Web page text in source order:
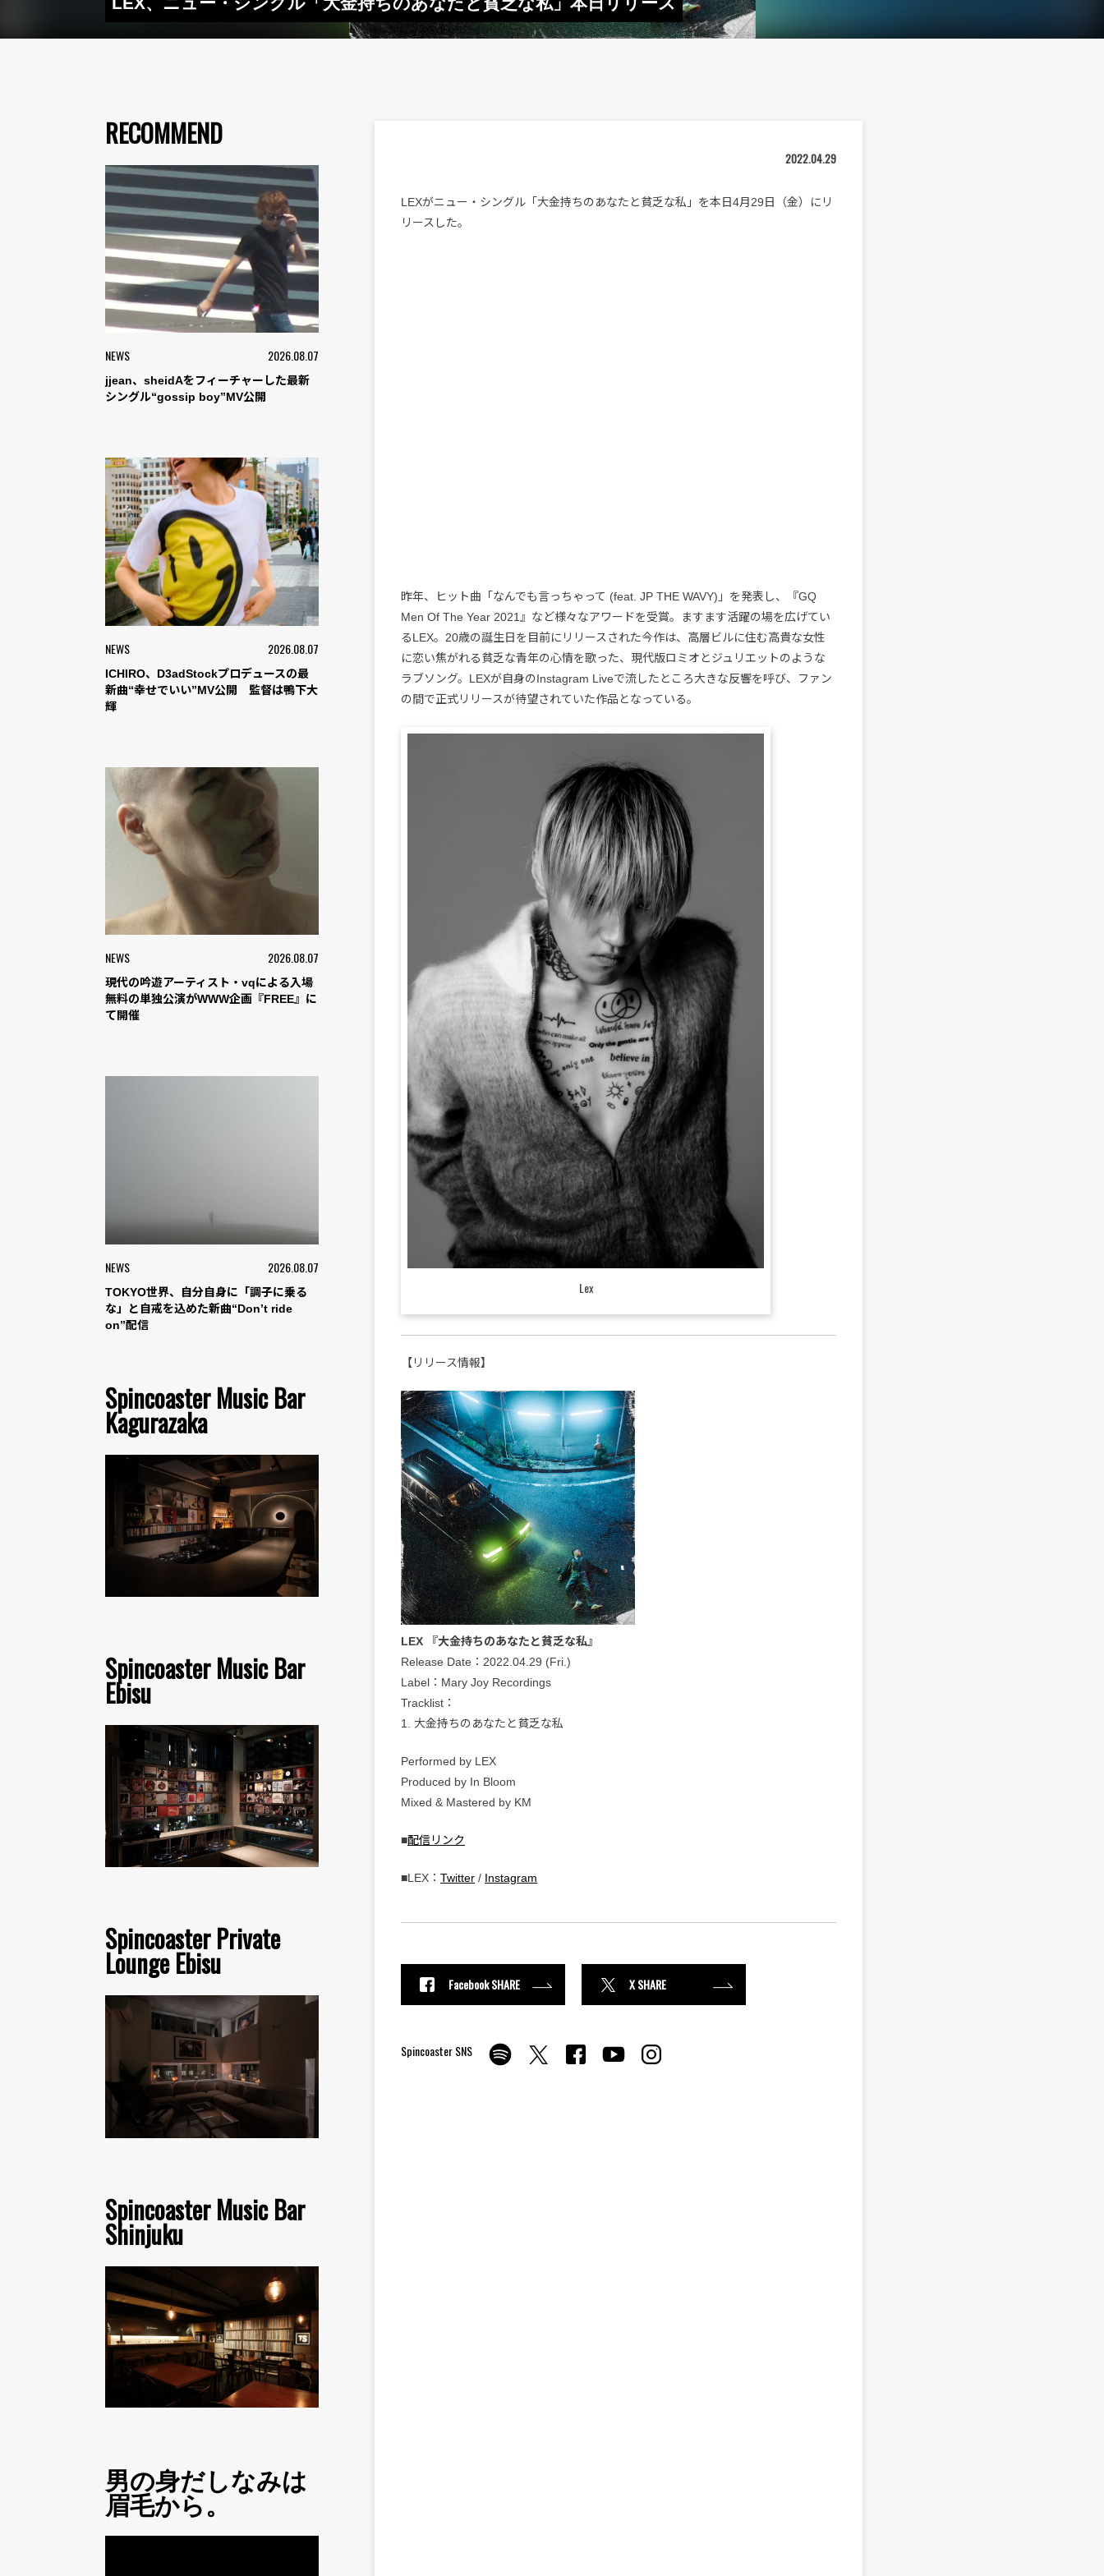
RECOMMEND
NEWS 2026.08.07
jjean、sheidAをフィーチャーした最新
シングル“gossip boy”MV公開
NEWS 2026.08.07
ICHIRO、D3adStockプロデュースの最
新曲“幸せでいい”MV公開 監督は鴨下大
輝
NEWS 2026.08.07
現代の吟遊アーティスト・vqによる入場
無料の単独公演がWWW企画『FREE』に
て開催
NEWS 2026.08.07
TOKYO世界、自分自身に「調子に乗る
な」と自戒を込めた新曲“Don’t ride
on”配信
Spincoaster Music Bar
Kagurazaka
Spincoaster Music Bar
Ebisu
Spincoaster Private
Lounge Ebisu
Spincoaster Music Bar
Shinjuku
男の身だしなみは
眉毛から。
2022.04.29
LEXがニュー・シングル「大金持ちのあなたと貧乏な私」を本日4月29日（金）にリ
リースした。
昨年、ヒット曲「なんでも言っちゃって (feat. JP THE WAVY)」を発表し、『GQ
Men Of The Year 2021』など様々なアワードを受賞。ますます活躍の場を広げてい
るLEX。20歳の誕生日を目前にリリースされた今作は、高層ビルに住む高貴な女性
に恋い焦がれる貧乏な青年の心情を歌った、現代版ロミオとジュリエットのような
ラブソング。LEXが自身のInstagram Liveで流したところ大きな反響を呼び、ファン
の間で正式リリースが待望されていた作品となっている。
Lex
【リリース情報】
LEX 『大金持ちのあなたと貧乏な私』
Release Date：2022.04.29 (Fri.)
Label：Mary Joy Recordings
Tracklist：
1. 大金持ちのあなたと貧乏な私
Performed by LEX
Produced by In Bloom
Mixed & Mastered by KM
■配信リンク
■LEX： Twitter / Instagram
Facebook SHARE X SHARE
Spincoaster SNS